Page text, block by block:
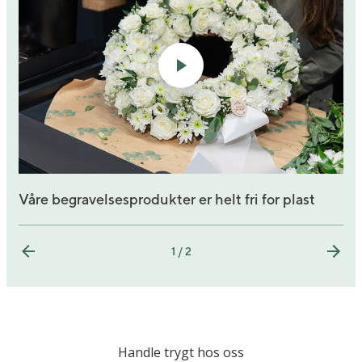
Våre begravelsesprodukter er helt fri for plast
1 / 2
Handle trygt hos oss